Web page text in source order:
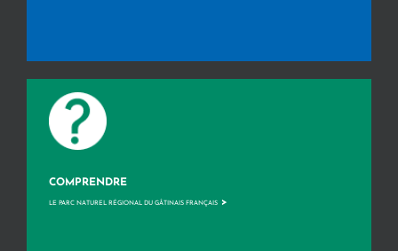
COMPRENDRE
LE PARC NATUREL RÉGIONAL DU GÂTINAIS FRANÇAIS >